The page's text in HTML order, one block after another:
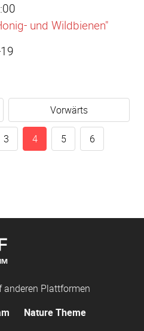
und Wildbienen"
Vorwärts
3 4 5 6
anderen Plattformen
Nature Theme